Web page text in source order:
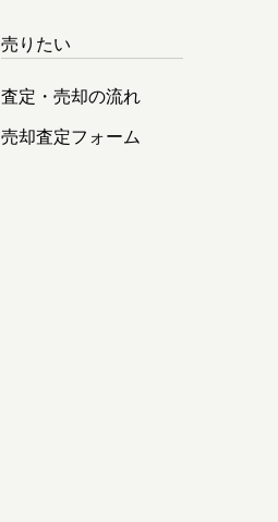
売りたい
査定・売却の流れ
売却査定フォーム